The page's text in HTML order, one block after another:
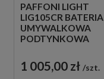
PAFFONI LIGHT
LIG105CR BATERIA
UMYWALKOWA
PODTYNKOWA
CHROM
1 005,00 zł szt.